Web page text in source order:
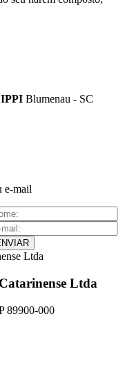
Blumenau - SC
e-mail
Ltda
89900-000